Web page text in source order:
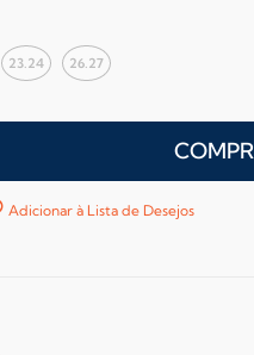
23.24 26.27
Adicionar à Lista de Desejos